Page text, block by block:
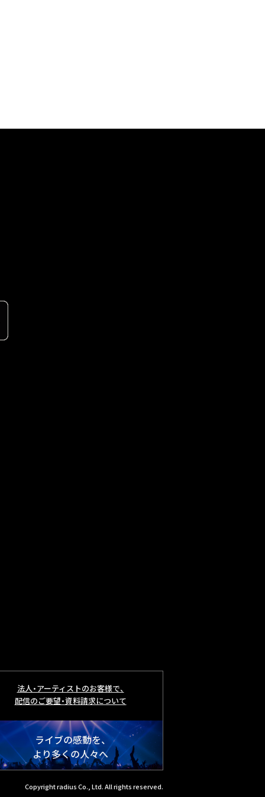
法人・アーティストのお客様で、
配信のご要望・資料請求について
ライブの感動を、
より多くの人々へ
Copyright radius Co., Ltd. All rights reserved.